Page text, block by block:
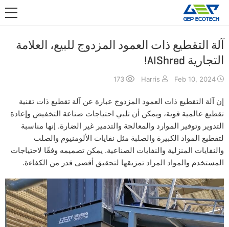
التطبيقات
الأخبار
عنا
اتصل بنا
آلة التقطيع ذات العمود المزدوج للبيع، العلامة
التجارية AIShred!
Feb 10, 2024
Harris
173
إن آلة التقطيع ذات العمود المزدوج عبارة عن آلة تقطيع ذات تقنية
تقطيع عالمية قوية، ويمكن أن تلبي احتياجات صناعة التخفيض وإعادة
التدوير وتوفير الموارد والمعالجة والتدمير غير الضارة. إنها مناسبة
لتقطيع المواد الكبيرة والصلبة مثل نفايات الألومنيوم والصلب
والنفايات المنزلية والنفايات الصناعية. يمكن تصميمه وفقًا لاحتياجات
المستخدم والمواد المراد تمزيقها لتحقيق أقصى قدر من الكفاءة.